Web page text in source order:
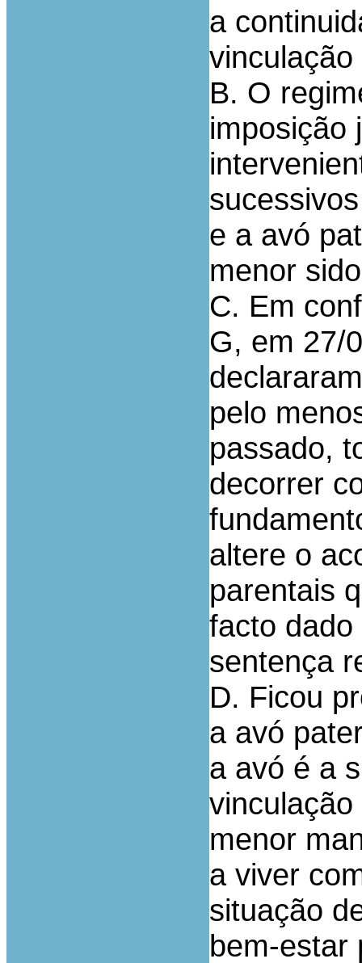
a
B. O
imposição
e a avó
menor
C. Em
G, em 27/
pelo
passado,
decorrer
altere o
parentais
facto
sentença
D. Ficou
a avó
a avó é a
menor
a viver
situação
bem-estar